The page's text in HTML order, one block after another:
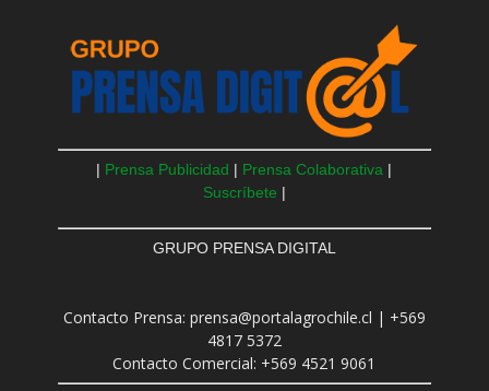
| Prensa Publicidad | Prensa Colaborativa |
Suscríbete |
GRUPO PRENSA DIGITAL
Contacto Prensa: prensa@portalagrochile.cl | +569
4817 5372
Contacto Comercial: +569 4521 9061